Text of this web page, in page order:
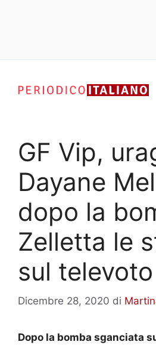
contenuto
GF Vip,
Dayane
dopo la
Zelletta le
sul televoto
Dicembre 28, 2020 di
Dopo la bomba sganciata